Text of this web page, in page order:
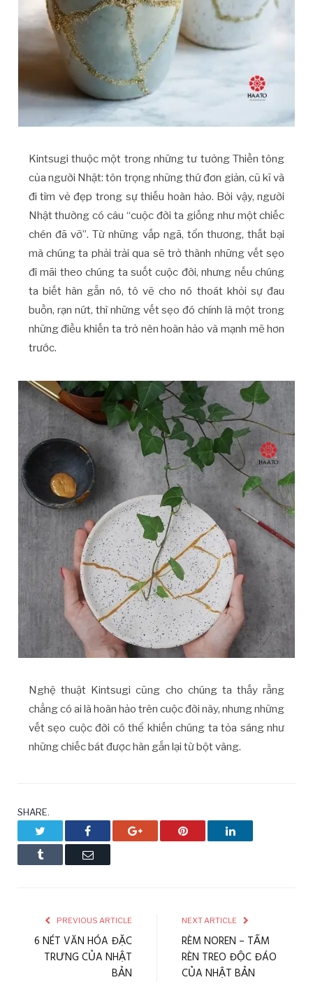
Kintsugi thuộc một trong những tư tưởng Thiền tông
của người Nhật: tôn trọng những thứ đơn giản, cũ kĩ và
đi tìm vẻ đẹp trong sự thiếu hoàn hảo. Bởi vậy, người
Nhật thường có câu “cuộc đời ta giống như một chiếc
chén đã vỡ”. Từ những vấp ngã, tổn thương, thất bại
mà chúng ta phải trải qua sẽ trở thành những vết sẹo
đi mãi theo chúng ta suốt cuộc đời, nhưng nếu chúng
ta biết hàn gắn nó, tô vẽ cho nó thoát khỏi sự đau
buồn, rạn nứt, thì những vết sẹo đó chính là một trong
những điều khiến ta trở nên hoàn hảo và mạnh mẽ hơn
trước.
Nghệ thuật Kintsugi cũng cho chúng ta thấy rằng
chẳng có ai là hoàn hảo trên cuộc đời này, nhưng những
vết sẹo cuộc đời có thể khiến chúng ta tỏa sáng như
những chiếc bát được hàn gắn lại từ bột vàng.
SHARE.
Facebook Google+ Pinterest LinkedIn
Tumblr Email
PREVIOUS ARTICLE
6 NÉT VĂN HÓA ĐẶC
TRƯNG CỦA NHẬT
BẢN
NEXT ARTICLE
RÈM NOREN – TẤM
RÈN TREO ĐỘC ĐÁO
CỦA NHẬT BẢN